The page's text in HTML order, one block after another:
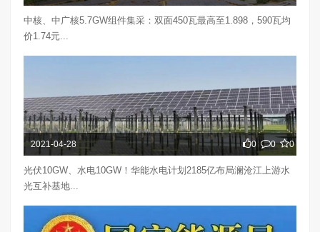
中核、中广核5.7GW组件集采：双面450瓦最高至1.898，590瓦均
价1.74元...
2021-04-28 0 0 0
光伏10GW、水电10GW！华能水电计划2185亿布局澜沧江上游水
光互补基地...